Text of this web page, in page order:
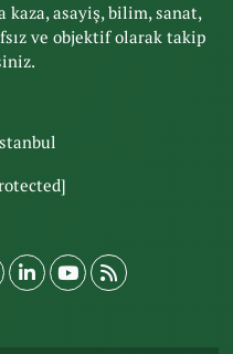
kaza, asayiş, bilim, sanat,
ve objektif olarak takip